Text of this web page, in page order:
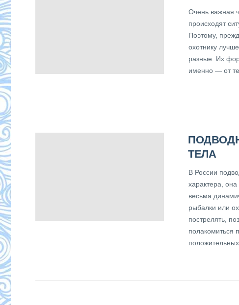
Очень важная
происходят
Поэтому,
охотнику
разные. Их
именно — от
ТЕЛА
В России
характера,
весьма
рыбалки или
пострелять,
полакомиться